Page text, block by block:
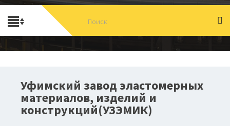
Уфимский завод эластомерных
материалов, изделий и
конструкций(УЗЭМИК)